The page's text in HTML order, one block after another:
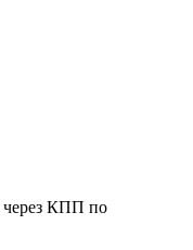
через КПП по